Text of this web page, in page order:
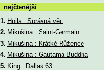
nejčtenější
1. Hnila : Správná věc
2. Mikušina : Saint-Germain
3. Mikušina : Krátké Růžence
4. Mikušina : Gautama Buddha
5. King : Dallas 63